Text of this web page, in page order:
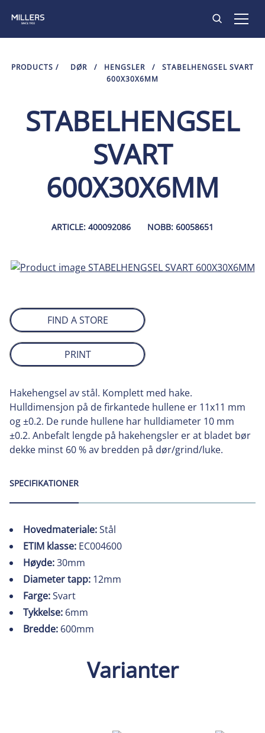
PRODUKTER
KONTAKT
PRODUCTS / DØR / HENGSLER /
STABELHENGSEL SVART
600X30X6MM
STABELHENGSEL
SVART
600X30X6MM
ARTICLE: 400092086 NOBB: 60058651
FIND A STORE
PRINT
Hakehengsel av stål. Komplett med hake.
Hulldimensjon på de firkantede hullene er 11x11 mm
og ±0.2. De runde hullene har hulldiameter 10 mm
±0.2. Anbefalt lengde på hakehengsler er at bladet bør
dekke minst 60 % av bredden på dør/grind/luke.
SPECIFIKATIONER
Hovedmateriale:Stål
ETIM klasse: EC004600
Høyde:30mm
Diameter tapp: 12mm
Farge:Svart
Tykkelse: 6mm
Bredde: 600mm
Varianter